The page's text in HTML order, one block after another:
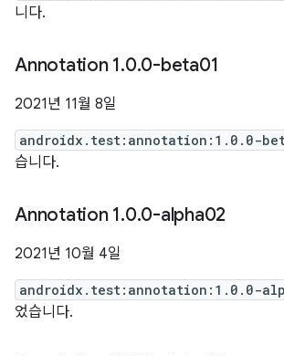
니다.
Annotation 1.0.0-beta01
2021년 11월 8일
androidx.test:annotation:1.0.0-
습니다.
Annotation 1.0.0-alpha02
2021년 10월 4일
androidx.test:annotation:1.0.0-
었습니다.